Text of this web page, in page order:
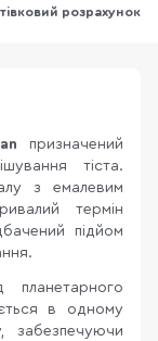
розрахунок
призначений
тіста.
з емалевим
термін
підйом
планетарного
в одному